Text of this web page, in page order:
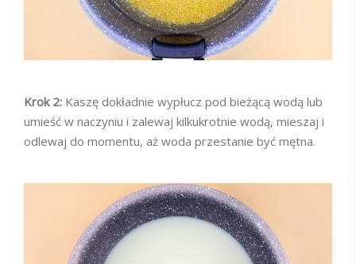
Krok 2: Kaszę dokładnie wypłucz pod bieżącą wodą lub
umieść w naczyniu i zalewaj kilkukrotnie wodą, mieszaj i
odlewaj do momentu, aż woda przestanie być mętna.